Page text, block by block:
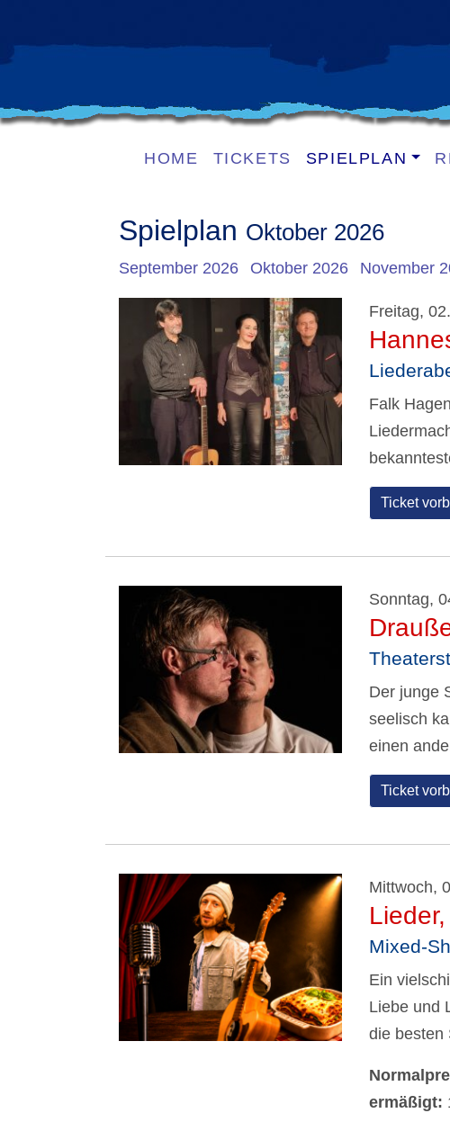
HOME TICKETS SPIELPLAN
Spielplan Oktober 2026
September 2026 Oktober 2026 November
Freitag,
Falk
Ticket
Sonntag,
Der junge
seelisch
einen
Ticket
Mittwoch,
Mixed-
Ein
Liebe und
die besten
ermäßigt: